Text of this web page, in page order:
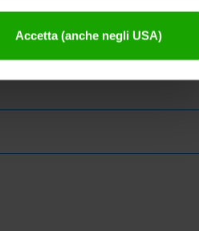
Accetta (anche negli USA)